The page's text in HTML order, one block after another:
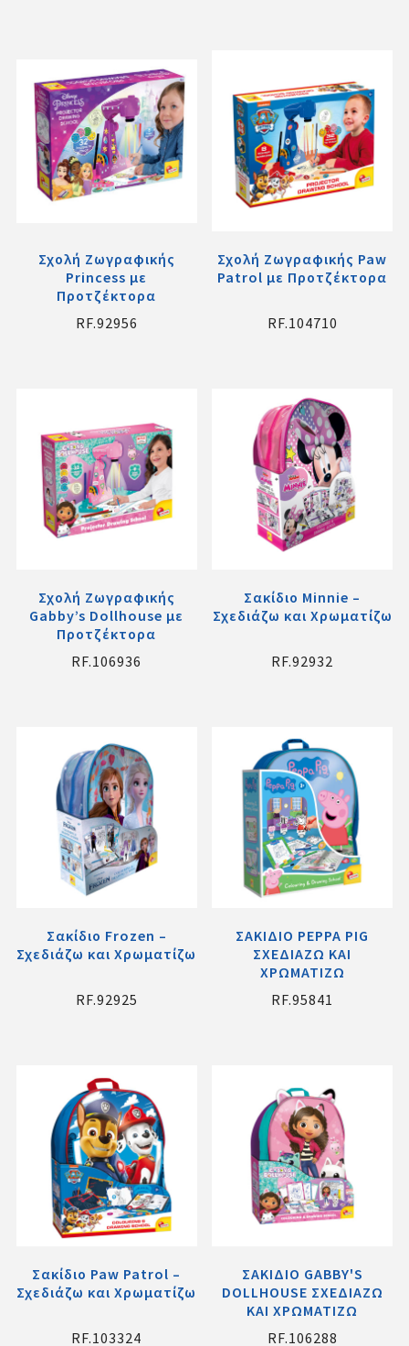
Σχολή Ζωγραφικής
Princess με
Προτζέκτορα
RF.92956
Σχολή Ζωγραφικής Paw
Patrol με Προτζέκτορα
RF.104710
Σχολή Ζωγραφικής
Gabby’s Dollhouse με
Προτζέκτορα
RF.106936
Σακίδιο Minnie –
Σχεδιάζω και Χρωματίζω
RF.92932
Σακίδιο Frozen –
Σχεδιάζω και Χρωματίζω
RF.92925
ΣΑΚΙΔΙΟ PEPPA PIG
ΣΧΕΔΙΑΖΩ ΚΑΙ
ΧΡΩΜΑΤΙΖΩ
RF.95841
Σακίδιο Paw Patrol –
Σχεδιάζω και Χρωματίζω
RF.103324
ΣΑΚΙΔΙΟ GABBY'S
DOLLHOUSE ΣΧΕΔΙΑΖΩ
ΚΑΙ ΧΡΩΜΑΤΙΖΩ
RF.106288